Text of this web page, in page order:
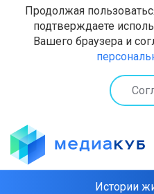
Продолжая
подтверждаете
Вашего браузера и
Истории